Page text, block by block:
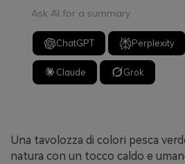
Ask AI for a summary
ChatGPT Perplexity
Claude Grok
Una tavolozza di colori pesca
natura con un tocco caldo e